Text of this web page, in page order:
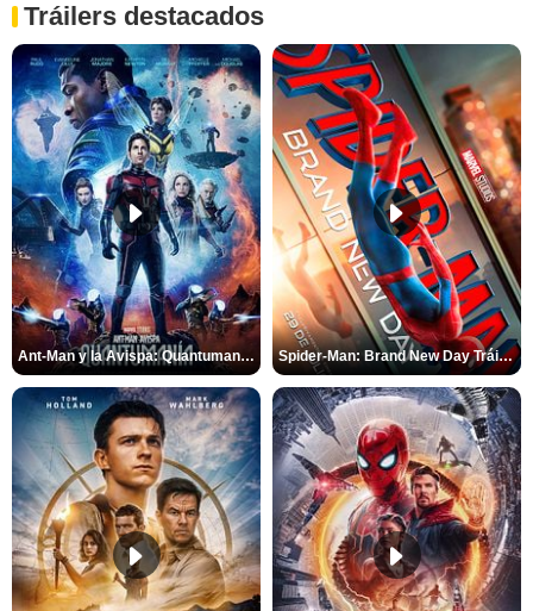
Tráilers destacados
Ant-Man y la Avispa: Quantumanía Tráiler (2) Spider-Man: Brand New Day Tráiler (3)